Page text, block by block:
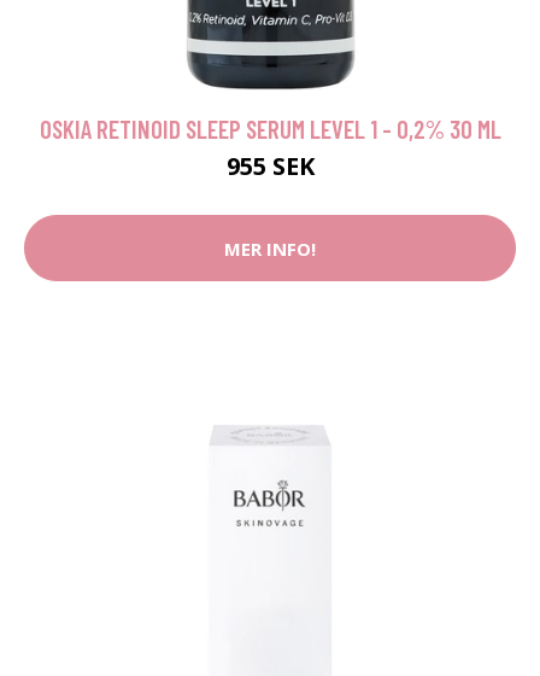
OSKIA RETINOID SLEEP SERUM LEVEL 1 - 0,2% 30 ML
955 SEK
MER INFO!